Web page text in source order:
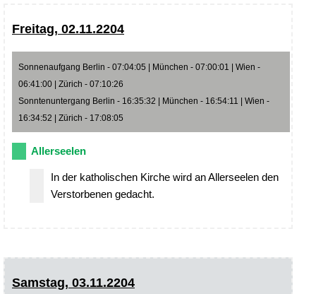
Freitag, 02.11.2204
Sonnenaufgang Berlin - 07:04:05 | München - 07:00:01 | Wien -
06:41:00 | Zürich - 07:10:26
Sonntenuntergang Berlin - 16:35:32 | München - 16:54:11 | Wien -
16:34:52 | Zürich - 17:08:05
Allerseelen
In der katholischen Kirche wird an Allerseelen den
Verstorbenen gedacht.
Samstag, 03.11.2204